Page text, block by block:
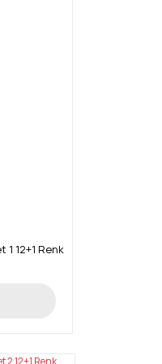
1 12+1 Renk